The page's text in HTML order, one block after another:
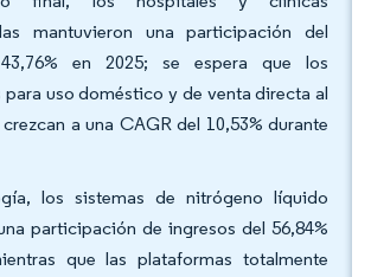
mantuvieron una participación del
en 2025; se espera que los
uso doméstico y de venta directa al
a una CAGR del 10,53% durante
los sistemas de nitrógeno líquido
participación de ingresos del 56,84%
que las plataformas totalmente